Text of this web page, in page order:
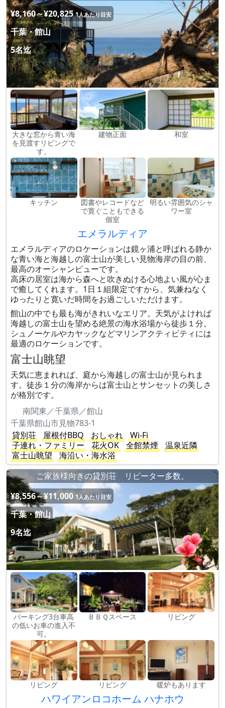
¥8,160～¥20,825 1人あたり目安
千葉・館山
5名迄
大きな窓から青い海
を見渡すリビングで
す。
建物正面 和室
キッチン
図書やレコードなど
で寛ぐこともできる
個室
明るい雰囲気のシャ
ワー室
エメラルディア
エメラルディアのロケーションは鏡ヶ浦と呼ばれる静か
な青い海と海越しの富士山が美しい見物海岸の目の前、
最高のオーシャンビューです。
高床の居室は海から森へと吹きぬける心地よい風が心ま
で癒してくれます。1日１組限定ですから、気兼ねなく
ゆったりと寛いだ時間をお過ごしいただけます。
館山の中でも最も海がきれいなエリア。天気がよければ
海越しの富士山を望める絶景の海水浴場から徒歩１分。
シュノーケルやカヤックなどマリンアクティビティには
最適のロケーションです。
富士山眺望
天気に恵まれれば、庭から海越しの富士山が見られま
す。徒歩１分の海岸からは富士山とサンセットの美しさ
が格別です。
南関東／千葉県／館山
千葉県館山市見物783-1
貸別荘
屋根付BBQ おしゃれ
Wi-Fi
子連れ・ファミリー
花火OK 全館禁煙
温泉近隣
富士山眺望
海沿い・海水浴
ご家族様向きの貸別荘 リピーター多数。
¥8,556～¥11,000 1人あたり目安
千葉・館山
9名迄
パーキング3台車高
の低いお車の進入不
可。
ＢＢＱスペース リビング
リビング リビング 暖炉もあります
ハワイアンロコホーム ハナホウ